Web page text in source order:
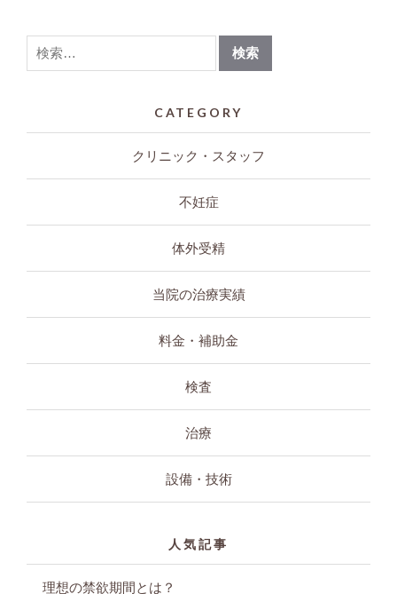
CATEGORY
クリニック・スタッフ
不妊症
体外受精
当院の治療実績
料金・補助金
検査
治療
設備・技術
人気記事
理想の禁欲期間とは？